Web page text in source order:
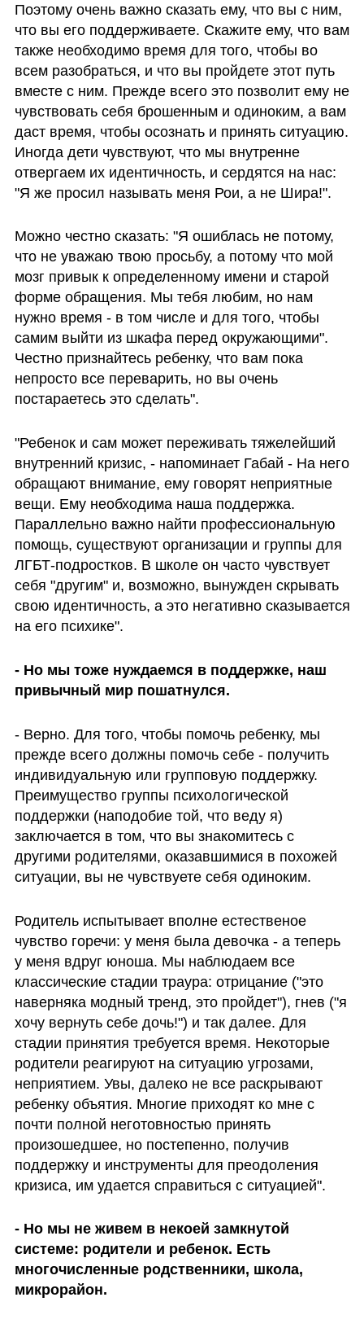
Поэтому очень важно сказать ему, что вы с ним,
что вы его поддерживаете. Скажите ему, что вам
также необходимо время для того, чтобы во
всем разобраться, и что вы пройдете этот путь
вместе с ним. Прежде всего это позволит ему не
чувствовать себя брошенным и одиноким, а вам
даст время, чтобы осознать и принять ситуацию.
Иногда дети чувствуют, что мы внутренне
отвергаем их идентичность, и сердятся на нас:
"Я же просил называть меня Рои, а не Шира!".
Можно честно сказать: "Я ошиблась не потому,
что не уважаю твою просьбу, а потому что мой
мозг привык к определенному имени и старой
форме обращения. Мы тебя любим, но нам
нужно время - в том числе и для того, чтобы
самим выйти из шкафа перед окружающими".
Честно признайтесь ребенку, что вам пока
непросто все переварить, но вы очень
постараетесь это сделать".
"Ребенок и сам может переживать тяжелейший
внутренний кризис, - напоминает Габай - На него
обращают внимание, ему говорят неприятные
вещи. Ему необходима наша поддержка.
Параллельно важно найти профессиональную
помощь, существуют организации и группы для
ЛГБТ-подростков. В школе он часто чувствует
себя "другим" и, возможно, вынужден скрывать
свою идентичность, а это негативно сказывается
на его психике".
- Но мы тоже нуждаемся в поддержке, наш
привычный мир пошатнулся.
- Верно. Для того, чтобы помочь ребенку, мы
прежде всего должны помочь себе - получить
индивидуальную или групповую поддержку.
Преимущество группы психологической
поддержки (наподобие той, что веду я)
заключается в том, что вы знакомитесь с
другими родителями, оказавшимися в похожей
ситуации, вы не чувствуете себя одиноким.
Родитель испытывает вполне естественое
чувство горечи: у меня была девочка - а теперь
у меня вдруг юноша. Мы наблюдаем все
классические стадии траура: отрицание ("это
наверняка модный тренд, это пройдет"), гнев ("я
хочу вернуть себе дочь!") и так далее. Для
стадии принятия требуется время. Некоторые
родители реагируют на ситуацию угрозами,
неприятием. Увы, далеко не все раскрывают
ребенку объятия. Многие приходят ко мне с
почти полной неготовностью принять
произошедшее, но постепенно, получив
поддержку и инструменты для преодоления
кризиса, им удается справиться с ситуацией".
- Но мы не живем в некоей замкнутой
системе: родители и ребенок. Есть
многочисленные родственники, школа,
микрорайон.